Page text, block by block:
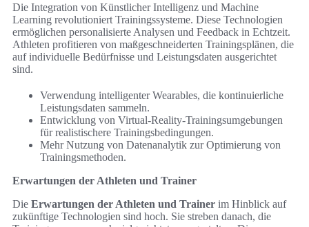
Die Integration von Künstlicher Intelligenz und Machine
Learning revolutioniert Trainingssysteme. Diese Technologien
ermöglichen personalisierte Analysen und Feedback in Echtzeit.
Athleten profitieren von maßgeschneiderten Trainingsplänen, die
auf individuelle Bedürfnisse und Leistungsdaten ausgerichtet
sind.
Verwendung intelligenter Wearables, die kontinuierliche
Leistungsdaten sammeln.
Entwicklung von Virtual-Reality-Trainingsumgebungen
für realistischere Trainingsbedingungen.
Mehr Nutzung von Datenanalytik zur Optimierung von
Trainingsmethoden.
Erwartungen der Athleten und Trainer
Die Erwartungen der Athleten und Trainer im Hinblick auf
zukünftige Technologien sind hoch. Sie streben danach, die